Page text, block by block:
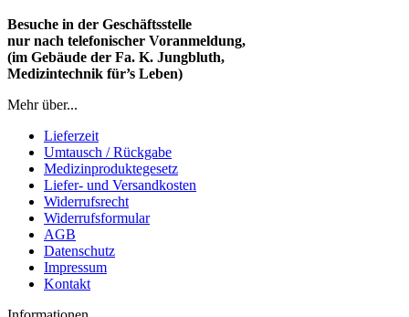
Besuche in der Geschäftsstelle
nur nach telefonischer Voranmeldung,
(im Gebäude der Fa. K. Jungbluth,
Medizintechnik für’s Leben)
Mehr über...
Lieferzeit
Umtausch / Rückgabe
Medizinproduktegesetz
Liefer- und Versandkosten
Widerrufsrecht
Widerrufsformular
AGB
Datenschutz
Impressum
Kontakt